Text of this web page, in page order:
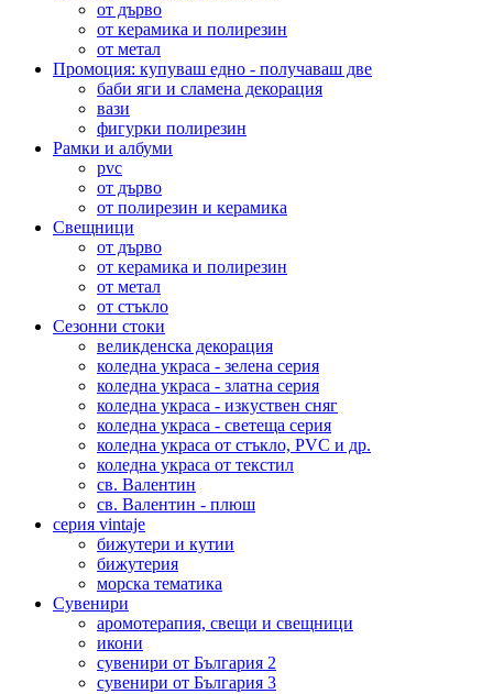
от дърво
от керамика и полирезин
от метал
Промоция: купуваш едно - получаваш две
баби яги и сламена декорация
вази
фигурки полирезин
Рамки и албуми
pvc
от дърво
от полирезин и керамика
Свещници
от дърво
от керамика и полирезин
от метал
от стъкло
Сезонни стоки
великденска декорация
коледна украса - зелена серия
коледна украса - златна серия
коледна украса - изкуствен сняг
коледна украса - светеща серия
коледна украса от стъкло, PVC и др.
коледна украса от текстил
св. Валентин
св. Валентин - плюш
серия vintaje
бижутери и кутии
бижутерия
морска тематика
Сувенири
аромотерапия, свещи и свещници
икони
сувенири от България 2
сувенири от България 3